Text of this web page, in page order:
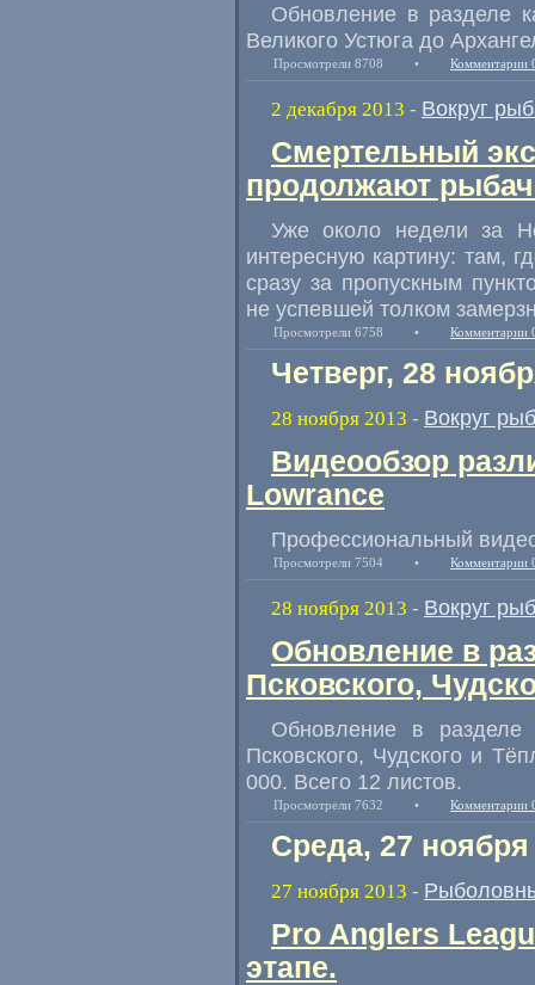
Обновление в разделе
Великого Устюга до
Просмотрели 8708 • Комментарии
2 декабря 2013 - Вокруг
Смертельный
продолжают
Уже около недели за
интересную картину: там,
сразу за пропускным
не успевшей толком
Просмотрели 6758 • Комментарии
Четверг, 28
28 ноября 2013 - Вокруг
Видеообзор
Lowrance
Профессиональный
Просмотрели 7504 • Комментарии
28 ноября 2013 - Вокруг
Обновление в
Псковского,
Обновление в
Псковского, Чудского и
000. Всего 12 листов.
Просмотрели 7632 • Комментарии
Среда, 27 ноября
27 ноября 2013 -
Pro Anglers
этапе.